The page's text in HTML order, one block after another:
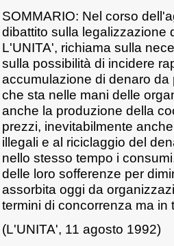
SOMMARIO: Nel corso
dibattito sulla legalizzazione
L'UNITA', richiama sulla
sulla possibilità di incidere
accumulazione di denaro
che sta nelle mani delle
anche la produzione della
prezzi, inevitabilmente
illegali e al riciclaggio del
nello stesso tempo i
delle loro sofferenze per
assorbita oggi da
termini di concorrenza ma in
(L'UNITA', 11 agosto 1992)